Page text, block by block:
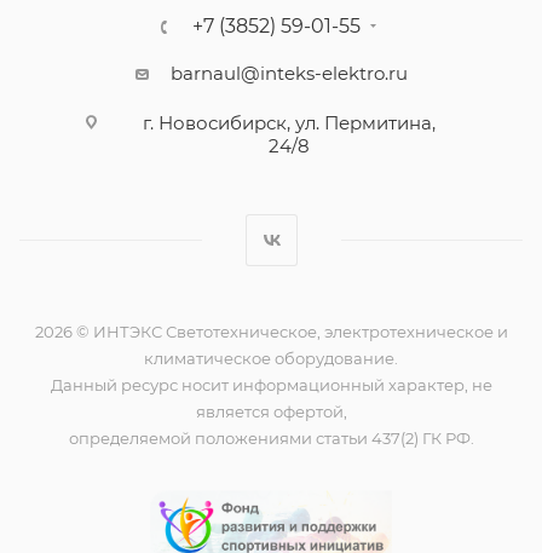
+7 (3852) 59-01-55
barnaul@inteks-elektro.ru
г. Новосибирск, ул. Пермитина,
24/8
2026 © ИНТЭКС Светотехническое, электротехническое и
климатическое оборудование.
Данный ресурс носит информационный характер, не
является офертой,
определяемой положениями статьи 437(2) ГК РФ.